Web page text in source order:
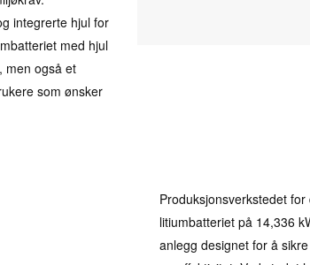
integrerte hjul for
med hjul
men også et
som ønsker
Produksjonsverkstedet
litiumbatteriet på 14,336
anlegg designet for å